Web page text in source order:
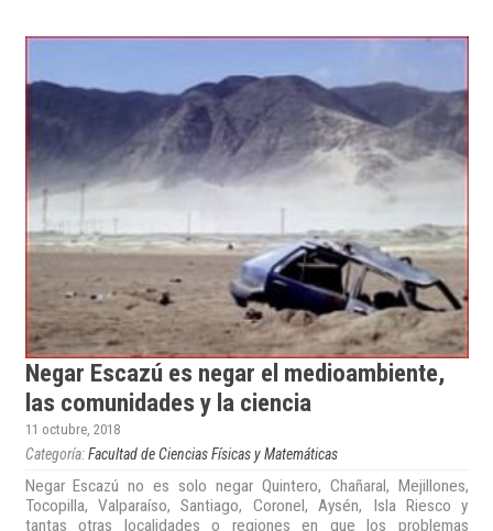
Negar Escazú es negar el medioambiente,
las comunidades y la ciencia
11 octubre, 2018
Categoría:Facultad de Ciencias Físicas y Matemáticas
Negar Escazú no es solo negar Quintero, Chañaral, Mejillones,
Tocopilla, Valparaíso, Santiago, Coronel, Aysén, Isla Riesco y
tantas otras localidades o regiones en que los problemas